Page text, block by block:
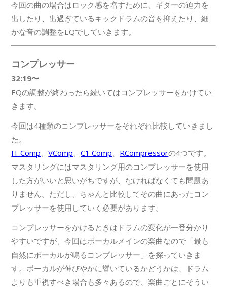
今回の曲の場合はロック感を増すために、ギターの迫力を
出したり、出過ぎているキックドラムの音を抑えたり、細
かな音の調整をEQでしていきます。
コンプレッサー
32:19〜
EQの調整が終わったら続いてはコンプレッサーをかけてい
きます。
今回は4種類のコンプレッサーをそれぞれ比較していきまし
た。
H-Comp 、VComp 、C1 Comp RCompressorの4つです。
マスタリングにはマスタリング用のコンプレッサーを使用
した方がいいと思いがちですが、なければなくても問題あ
りません。ただし、ちゃんと比較してその曲にあったコン
プレッサーを使用していく必要があります。
コンプレッサーをかけるときはドラムの変化が一番分かり
やすいですが、今回はボーカルメインの楽曲なので「最も
自然にボーカルが鳴るコンプレッサー」を探っていきま
す。ボーカルが伸びやかに響いているかどうかは、ドラム
よりも重視すべき場合も多々あるので、楽曲ごとにそうい